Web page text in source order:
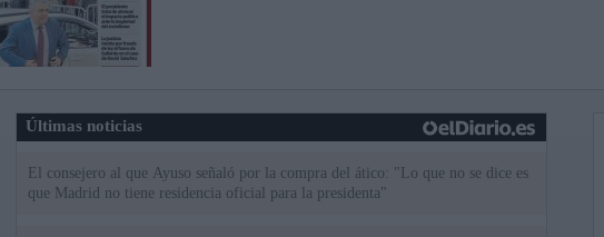
Últimas noticias
El consejero al que Ayuso señaló por la compra del ático: "Lo que no se dice es
que Madrid no tiene residencia oficial para la presidenta"